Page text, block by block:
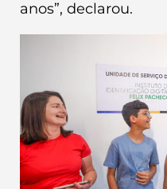
anos”, declarou.